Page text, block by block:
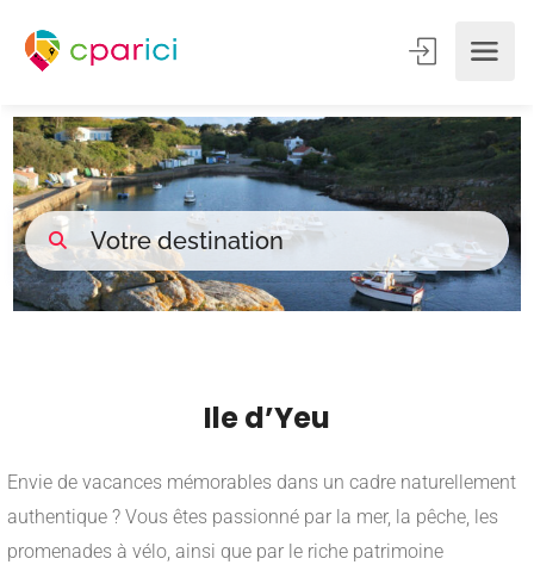
Ile d’Yeu
Envie de vacances mémorables dans un cadre naturellement
authentique ? Vous êtes passionné par la mer, la pêche, les
promenades à vélo, ainsi que par le riche patrimoine